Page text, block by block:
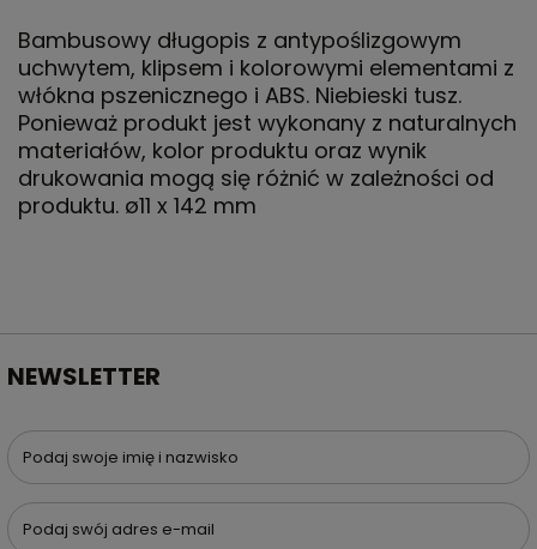
Bambusowy długopis z antypoślizgowym
uchwytem, ​​klipsem i kolorowymi elementami z
włókna pszenicznego i ABS. Niebieski tusz.
Ponieważ produkt jest wykonany z naturalnych
materiałów, kolor produktu oraz wynik
drukowania mogą się różnić w zależności od
produktu. ø11 x 142 mm
NEWSLETTER
Podaj swoje imię i nazwisko
Podaj swój adres e-mail